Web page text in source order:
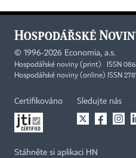
© 1996-2026 Economia, a.s.
Hospodářské noviny (print) ISSN
Hospodářské noviny (online) ISSN
Certifikováno Sledujte nás
Stáhněte si aplikaci HN